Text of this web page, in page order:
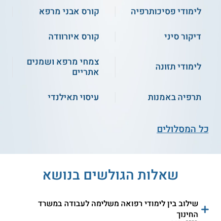
ומתחים בטכניקת
P.M.R
התחילו ללמוד
תילתן לרפואה משלימה -
טיפול במגע מוכוון
תילתן לרפואה משלימה -
סדנא לאבנים חמות
לימודי פסיכותרפיה
קורס אבני מרפא
דיקור סיני
קורס איורוודה
לימודי תזונה
צמחי מרפא ושמנים
אתריים
תרפיה באמנות
עיסוי תאילנדי
כל המסלולים
שאלות הגולשים בנושא
שילוב בין לימודי רפואה משלימה לעבודה במשרד
החינוך